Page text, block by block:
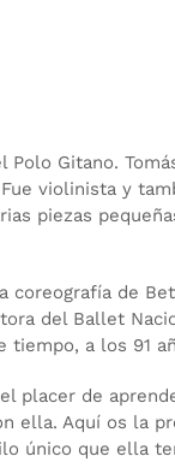
Gitano.
violinista y
piezas
coreografía de
del Ballet
tiempo, a los 91
placer de
ella. Aquí os la
único que ella